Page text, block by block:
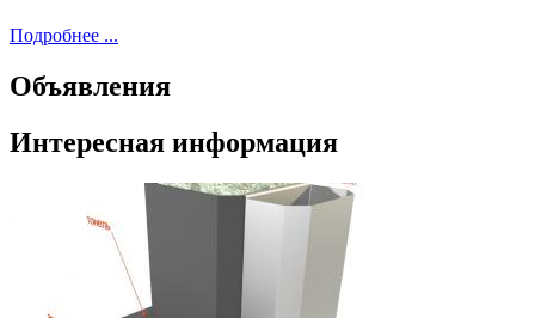
Подробнее ...
Объявления
Интересная информация